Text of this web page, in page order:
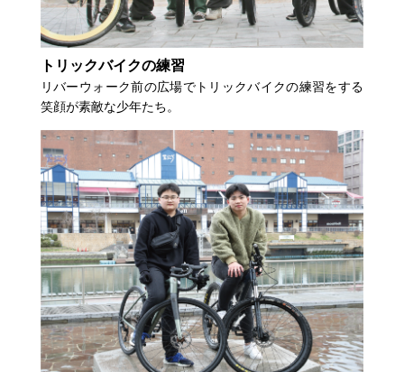
トリックバイクの練習
リバーウォーク前の広場でトリックバイクの練習をする
笑顔が素敵な少年たち。